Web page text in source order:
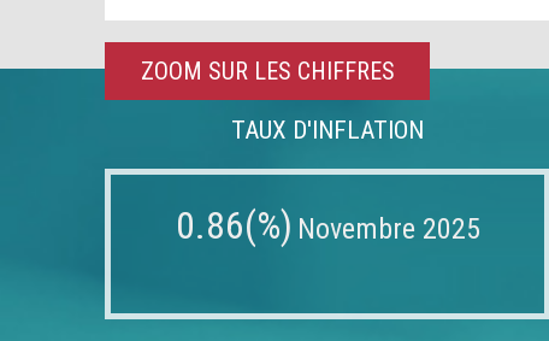
ZOOM SUR LES CHIFFRES
TAUX D'INFLATION
0.86(%) Novembre 2025